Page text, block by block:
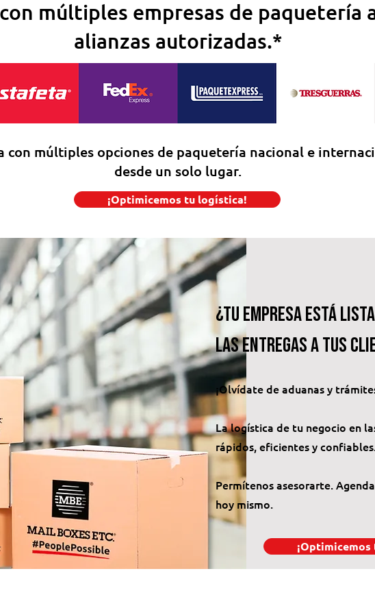
múltiples empresas de paquetería
alianzas autorizadas.*
con múltiples opciones de paquetería nacional e
desde un solo lugar.
¡Optimicemos tu logística!
¡Olvídate de aduanas y
La logística de tu negocio en
rápidos, eficientes y
Permítenos asesorarte.
hoy mismo.
¿Tu empresa está
las entregas a tus